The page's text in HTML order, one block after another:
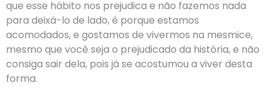
que esse hábito nos prejudica e não fazemos nada
para deixá-lo de lado, é porque estamos
acomodados, e gostamos de vivermos na mesmice,
mesmo que você seja o prejudicado da história, e não
consiga sair dela, pois já se acostumou a viver desta
forma.